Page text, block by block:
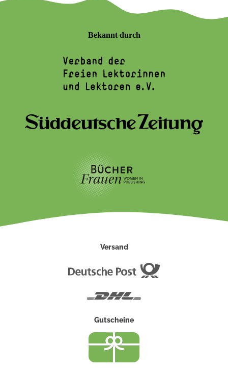
Bekannt durch
Versand
Gutscheine